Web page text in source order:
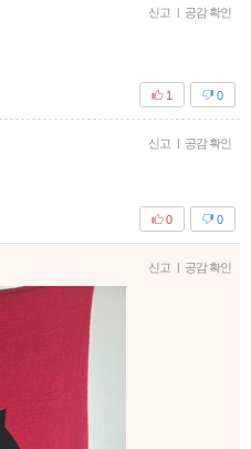
신고 | 공감 확인
0
1
신고 | 공감 확인
0
0
신고 | 공감 확인